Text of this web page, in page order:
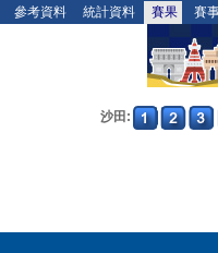
參考資料 統計資料 賽果 賽
沙田: